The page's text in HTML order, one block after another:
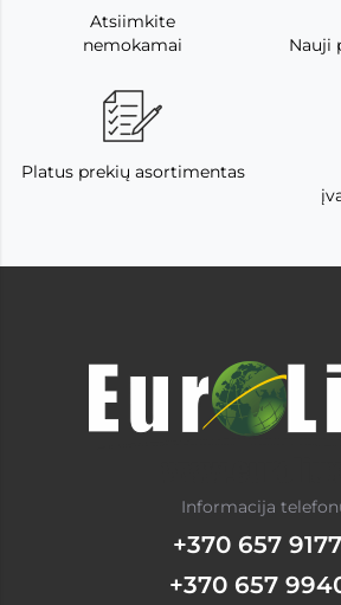
Atsiimkite
nemokamai
Nauji
Platus prekių asortimentas
Informacija
+370 657
+370 657